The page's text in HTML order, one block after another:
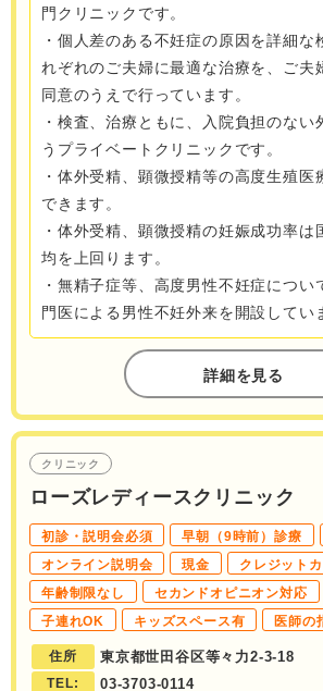
門クリニックです。
・個人差のある不妊症の原因を詳細な
れぞれのご夫婦に最適な治療を、ご夫
同意のうえで行っています。
・検査、治療ともに、入院負担のない
うプライベートクリニックです。
・体外受精、顕微授精等の高度生殖医
できます。
・体外受精、顕微授精の妊娠成功率は
均を上回ります。
・無精子症等、高度男性不妊症につい
門医による男性不妊外来を開設してい
詳細を見る
クリニック
ローズレディースクリニック
初診・説明会必須 早朝（9時前）診療
オンライン説明会
現金
クレジット
年齢制限なし
セカンドオピニオン対応
子連れOK
キッズスペース有 医師の
住所 東京都世田谷区等々力2-3-18
TEL: 03-3703-0114